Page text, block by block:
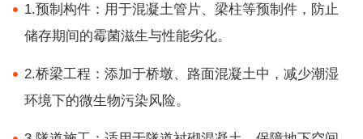
1.预制构件：用于混凝土管片、梁柱等预制件，防止
储存期间的霉菌滋生与性能劣化。
2.桥梁工程：添加于桥墩、路面混凝土中，减少潮湿
环境下的微生物污染风险。